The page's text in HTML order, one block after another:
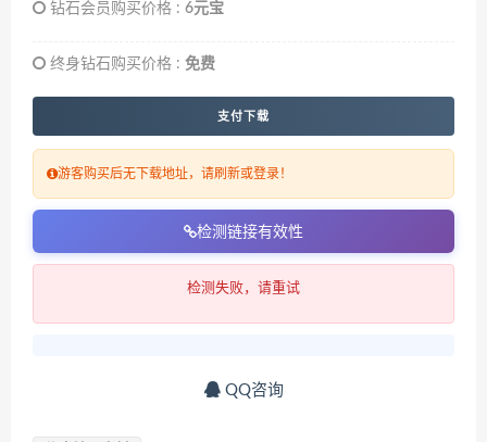
钻石会员购买价格 : 6元宝
终身钻石购买价格 : 免费
支付下载
游客购买后无下载地址，请刷新或登录！
检测链接有效性
检测失败，请重试
QQ咨询